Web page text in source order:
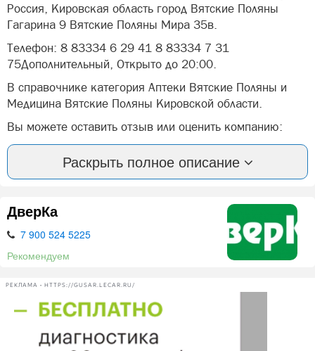
Россия, Кировская область город Вятские Поляны
Гагарина 9 Вятские Поляны Мира 35в.
Телефон: 8 83334 6 29 41 8 83334 7 31
75Дополнительный, Открыто до 20:00.
В справочнике категория Аптеки Вятские Поляны и
Медицина Вятские Поляны Кировской области.
Вы можете оставить отзыв или оценить компанию:
Аптека от склада Вятские Поляны.
А так же, задать вопрос представителями фирмы:
Аптека от склада в Вятских Полян.
Мы - Аптека от склада!
Мы - одна из крупнейших аптечных сетей России,
которая насчитывает уже более 500 аптек в 19
нужны.
Уникальность нашей сети в том, что она выросла из
снабжается исключительно с собственных складов.
Раскрыть полное описание
ДверКа
7 900 524 5225
Рекомендуем
РЕКЛАМА • HTTPS://GUSAR.LECAR.RU/